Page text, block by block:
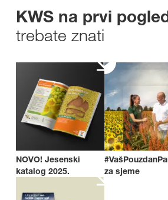
KWS na prvi
trebate znati
NOVO! Jesenski
katalog 2025.
za sjeme